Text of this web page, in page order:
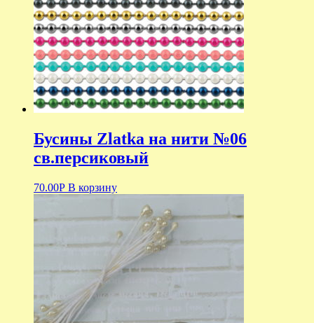
Бусины Zlatka на нити №06
св.персиковый
70.00Р В корзину